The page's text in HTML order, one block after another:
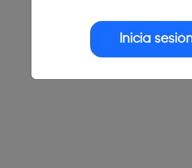
Inicia